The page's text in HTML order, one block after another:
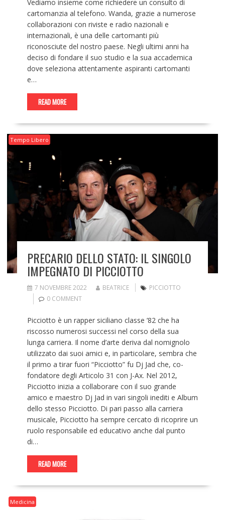
Vediamo insieme come richiedere un consulto di
cartomanzia al telefono. Wanda, grazie a numerose
collaborazioni con riviste e radio nazionali e
internazionali, è una delle cartomanti più
riconosciute del nostro paese. Negli ultimi anni ha
deciso di fondare il suo studio e la sua accademica
dove seleziona attentamente aspiranti cartomanti
e…
READ MORE
Tempo Libero
PRECARIO DELLO STATO: IL SINGOLO
IMPEGNATO DI PICCIOTTO
7 NOVEMBRE 2022 BEATRICE
PICCIOTTO
0 COMMENT
Picciotto è un rapper siciliano classe ’82 che ha
riscosso numerosi successi nel corso della sua
lunga carriera. Il nome d’arte deriva dal nomignolo
utilizzato dai suoi amici e, in particolare, sembra che
il primo a tirar fuori “Picciotto” fu Dj Jad che, co-
fondatore degli Articolo 31 con J-Ax. Nel 2012,
Picciotto inizia a collaborare con il suo grande
amico e maestro Dj Jad in vari singoli inediti e Album
dello stesso Picciotto. Di pari passo alla carriera
musicale, Picciotto ha sempre cercato di ricoprire un
ruolo responsabile ed educativo anche dal punto
di…
READ MORE
Medicina